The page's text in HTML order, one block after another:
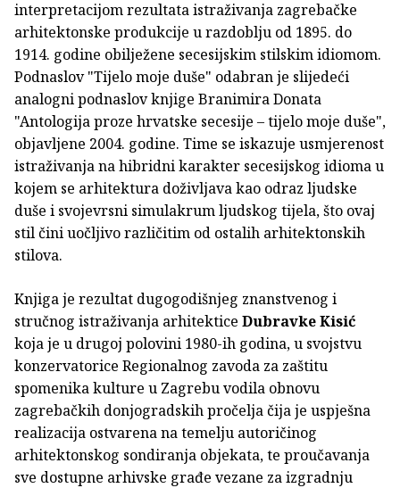
interpretacijom rezultata istraživanja zagrebačke
arhitektonske produkcije u razdoblju od 1895. do
1914. godine obilježene secesijskim stilskim idiomom.
Podnaslov "Tijelo moje duše" odabran je slijedeći
analogni podnaslov knjige Branimira Donata
"Antologija proze hrvatske secesije – tijelo moje duše",
objavljene 2004. godine. Time se iskazuje usmjerenost
istraživanja na hibridni karakter secesijskog idioma u
kojem se arhitektura doživljava kao odraz ljudske
duše i svojevrsni simulakrum ljudskog tijela, što ovaj
stil čini uočljivo različitim od ostalih arhitektonskih
stilova.
Knjiga je rezultat dugogodišnjeg znanstvenog i
stručnog istraživanja arhitektice Dubravke Kisić
koja je u drugoj polovini 1980-ih godina, u svojstvu
konzervatorice Regionalnog zavoda za zaštitu
spomenika kulture u Zagrebu vodila obnovu
zagrebačkih donjogradskih pročelja čija je uspješna
realizacija ostvarena na temelju autoričinog
arhitektonskog sondiranja objekata, te proučavanja
sve dostupne arhivske građe vezane za izgradnju